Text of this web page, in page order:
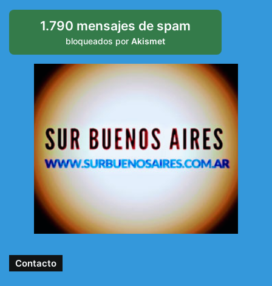
1.790 mensajes de spam
bloqueados por Akismet
Contacto